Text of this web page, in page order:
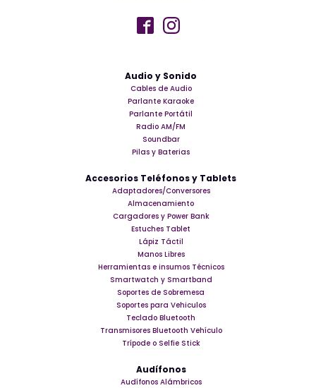
Audio y Sonido
Cables de Audio
Parlante Karaoke
Parlante Portátil
Radio AM/FM
Soundbar
Pilas y Baterias
Accesorios Teléfonos y Tablets
Adaptadores/Conversores
Almacenamiento
Cargadores y Power Bank
Estuches Tablet
Lápiz Táctil
Manos Libres
Herramientas e insumos Técnicos
Smartwatch y Smartband
Soportes de Sobremesa
Soportes para Vehiculos
Teclado Bluetooth
Transmisores Bluetooth Vehículo
Trípode o Selfie Stick
Audífonos
Audífonos Alámbricos